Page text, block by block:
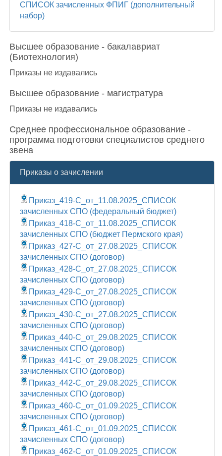
СПИСОК зачисленных ФПИГ (дополнительный
набор)
Высшее образование - бакалавриат
(Биотехнология)
Приказы не издавались
Высшее образование - магистратура
Приказы не издавались
Среднее профессиональное образование -
программа подготовки специалистов среднего
звена
Приказы о зачислении
Приказ_419-С_от_11.08.2025_СПИСОК
зачисленных СПО (федеральный бюджет)
Приказ_418-С_от_11.08.2025_СПИСОК
зачисленных СПО (бюджет Пермского края)
Приказ_427-С_от_27.08.2025_СПИСОК
зачисленных CПО (договор)
Приказ_428-С_от_27.08.2025_СПИСОК
зачисленных CПО (договор)
Приказ_429-С_от_27.08.2025_СПИСОК
зачисленных CПО (договор)
Приказ_430-С_от_27.08.2025_СПИСОК
зачисленных CПО (договор)
Приказ_440-С_от_29.08.2025_СПИСОК
зачисленных CПО (договор)
Приказ_441-С_от_29.08.2025_СПИСОК
зачисленных CПО (договор)
Приказ_442-С_от_29.08.2025_СПИСОК
зачисленных CПО (договор)
Приказ_460-С_от_01.09.2025_СПИСОК
зачисленных CПО (договор)
Приказ_461-С_от_01.09.2025_СПИСОК
зачисленных CПО (договор)
Приказ_462-С_от_01.09.2025_СПИСОК